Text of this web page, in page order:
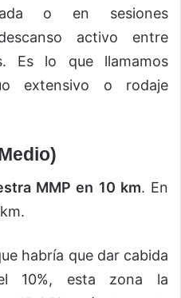
o en sesiones
activo entre
Es lo que llamamos
extensivo o rodaje
MMP en 10 km. En
habría que dar cabida
10%, esta zona la